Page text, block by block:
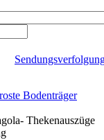
Bodenträger
Thekenauszüge